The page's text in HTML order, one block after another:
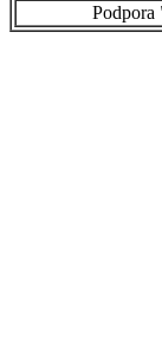
Podpora